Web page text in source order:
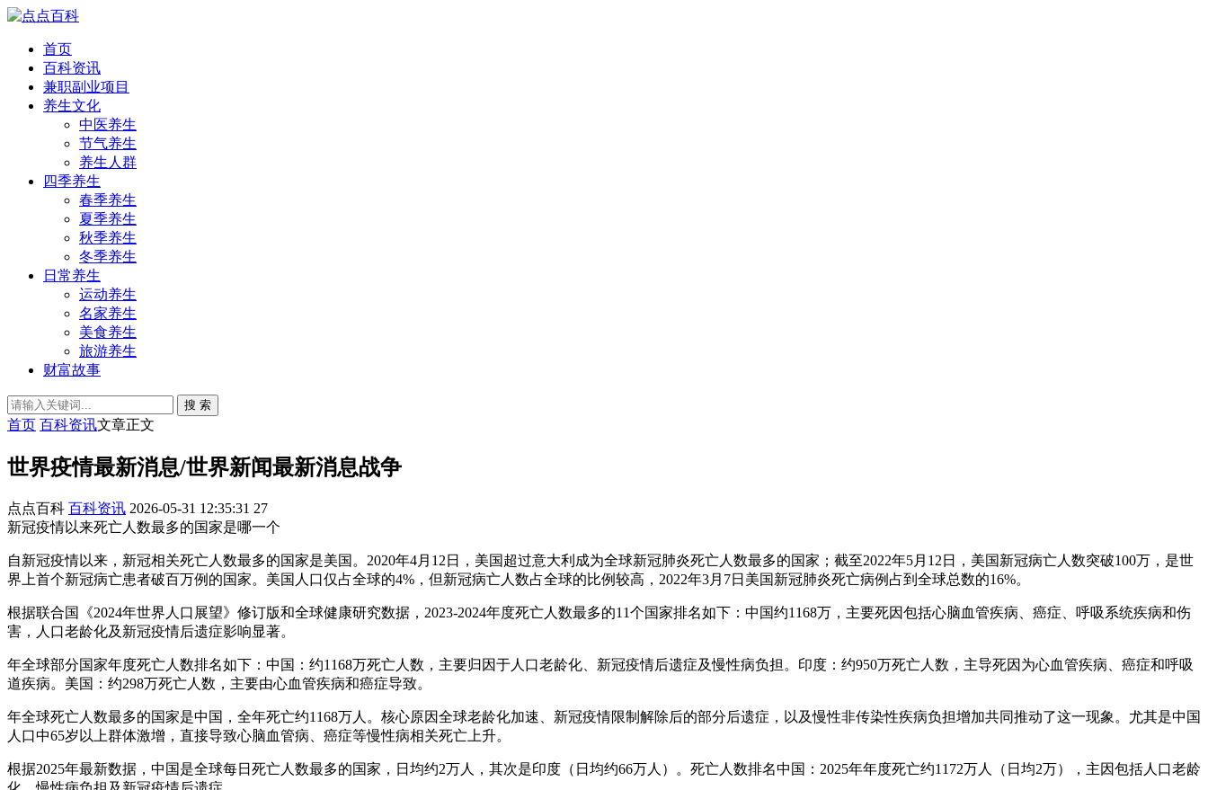
首页
百科资讯
兼职副业项目
养生文化
中医养生
节气养生
养生人群
四季养生
春季养生
夏季养生
秋季养生
冬季养生
日常养生
运动养生
名家养生
美食养生
旅游养生
财富故事
搜 索
首页 百科资讯文章正文
世界疫情最新消息/世界新闻最新消息战争
点点百科 百科资讯 2026-05-31 12:35:31 27
新冠疫情以来死亡人数最多的国家是哪一个
自新冠疫情以来，新冠相关死亡人数最多的国家是美国。2020年4月12日，美国超过意大利成为全球新冠肺炎死亡人数最多的国家；截至2022年5月12日，美国新冠病亡人数突破100万，是世
界上首个新冠病亡患者破百万例的国家。美国人口仅占全球的4%，但新冠病亡人数占全球的比例较高，2022年3月7日美国新冠肺炎死亡病例占到全球总数的16%。
根据联合国《2024年世界人口展望》修订版和全球健康研究数据，2023-2024年度死亡人数最多的11个国家排名如下：中国约1168万，主要死因包括心脑血管疾病、癌症、呼吸系统疾病和伤
害，人口老龄化及新冠疫情后遗症影响显著。
年全球部分国家年度死亡人数排名如下：中国：约1168万死亡人数，主要归因于人口老龄化、新冠疫情后遗症及慢性病负担。印度：约950万死亡人数，主导死因为心血管疾病、癌症和呼吸
道疾病。美国：约298万死亡人数，主要由心血管疾病和癌症导致。
年全球死亡人数最多的国家是中国，全年死亡约1168万人。核心原因全球老龄化加速、新冠疫情限制解除后的部分后遗症，以及慢性非传染性疾病负担增加共同推动了这一现象。尤其是中国
人口中65岁以上群体激增，直接导致心脑血管病、癌症等慢性病相关死亡上升。
根据2025年最新数据，中国是全球每日死亡人数最多的国家，日均约2万人，其次是印度（日均约66万人）。死亡人数排名中国：2025年年度死亡约1172万人（日均2万），主因包括人口老龄